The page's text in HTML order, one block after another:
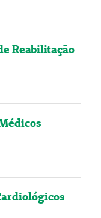
Reabilitação